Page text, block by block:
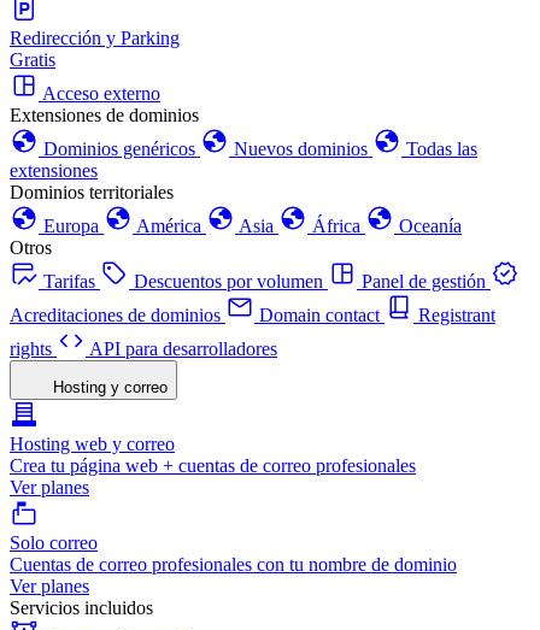
Redirección y Parking
Gratis
Acceso externo
Extensiones de dominios
Dominios genéricos
Nuevos dominios
Todas las
extensiones
Dominios territoriales
Europa
América Asia África
Oceanía
Otros
Tarifas
Descuentos por volumen
Panel de gestión
Acreditaciones de dominios
Domain contact
Registrant
rights
API para desarrolladores
Hosting y correo
Hosting web y correo
Crea tu página web + cuentas de correo profesionales
Ver planes
Solo correo
Cuentas de correo profesionales con tu nombre de dominio
Ver planes
Servicios incluidos